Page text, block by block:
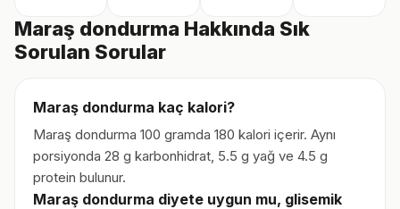
Maraş dondurma Hakkında Sık
Sorulan Sorular
Maraş dondurma kaç kalori?
Maraş dondurma 100 gramda 180 kalori içerir. Aynı
porsiyonda 28 g karbonhidrat, 5.5 g yağ ve 4.5 g
protein bulunur.
Maraş dondurma diyete uygun mu, glisemik